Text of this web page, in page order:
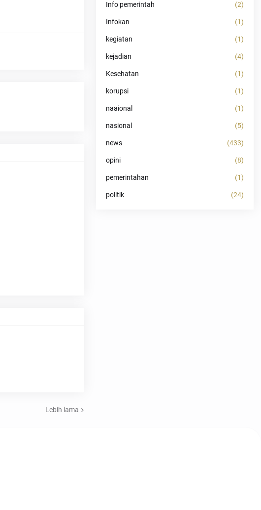
Lebih lama
Info pemerintah (2)
Infokan (1)
kegiatan (1)
kejadian (4)
Kesehatan (1)
korupsi (1)
naaional (1)
nasional (5)
news (433)
opini (8)
pemerintahan (1)
politik (24)